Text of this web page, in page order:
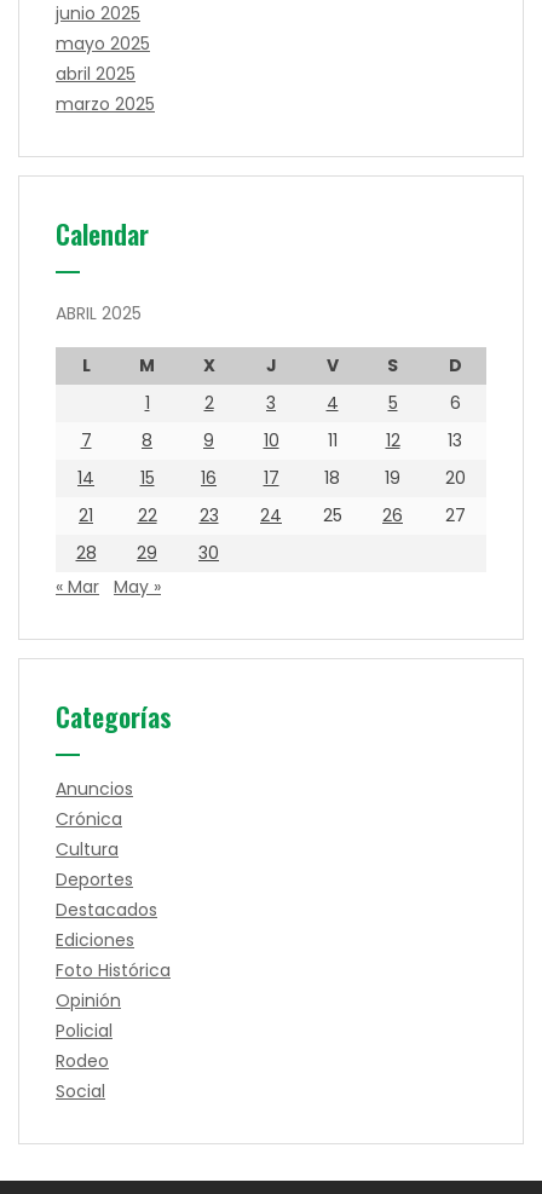
junio 2025
mayo 2025
abril 2025
marzo 2025
Calendar
ABRIL 2025
L M X J V S
D
1
2 3 4 5
6
7
8 9 10 11 12
13
14
15 16 17 18 19
20
21
22 23 24 25 26
27
28
29
30
« Mar May »
Categorías
Anuncios
Crónica
Cultura
Deportes
Destacados
Ediciones
Foto Histórica
Opinión
Policial
Rodeo
Social